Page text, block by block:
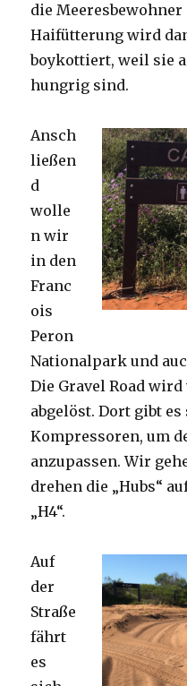
die Meeresbewohner
Haifütterung wird
boykottiert, weil sie
hungrig sind.
Ansch
ließen
d
wolle
n wir
in den
Franc
ois
Peron
Nationalpark und
Die Gravel Road
abgelöst. Dort gibt es
Kompressoren, um
anzupassen. Wir
drehen die „Hubs“
„H4“.
Auf
der
Straße
fährt
es